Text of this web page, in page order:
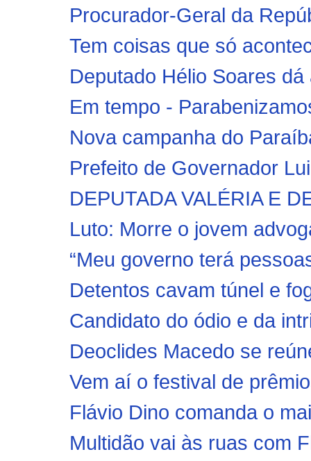
Procurador-Geral da
Tem coisas que só
Deputado Hélio Soares
Em tempo -
Nova campanha do
Prefeito de Governador
DEPUTADA VALÉRIA E
Luto: Morre o jovem
“Meu governo terá
Detentos cavam túnel e
Candidato do ódio e da
Deoclides Macedo se
Vem aí o festival de
Flávio Dino comanda o
Multidão vai às ruas com